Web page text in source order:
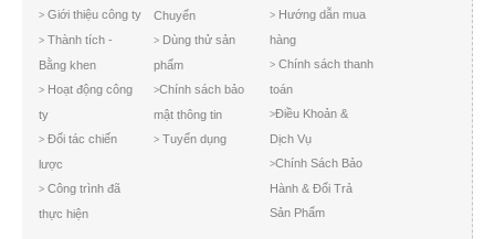
> Giới thiệu công ty
> Thành tích -
Bằng khen
> Hoạt động công
ty
> Đối tác chiến
lược
> Công trình đã
thực hiện
Chuyển
> Dùng thử sản
phẩm
>Chính sách bảo
mật thông tin
> Tuyển dụng
>Hướng dẫn mua
hàng
>Chính sách thanh
toán
>Điều Khoản &
Dịch Vụ
>Chính Sách Bảo
Hành & Đổi Trả
Sản Phẩm